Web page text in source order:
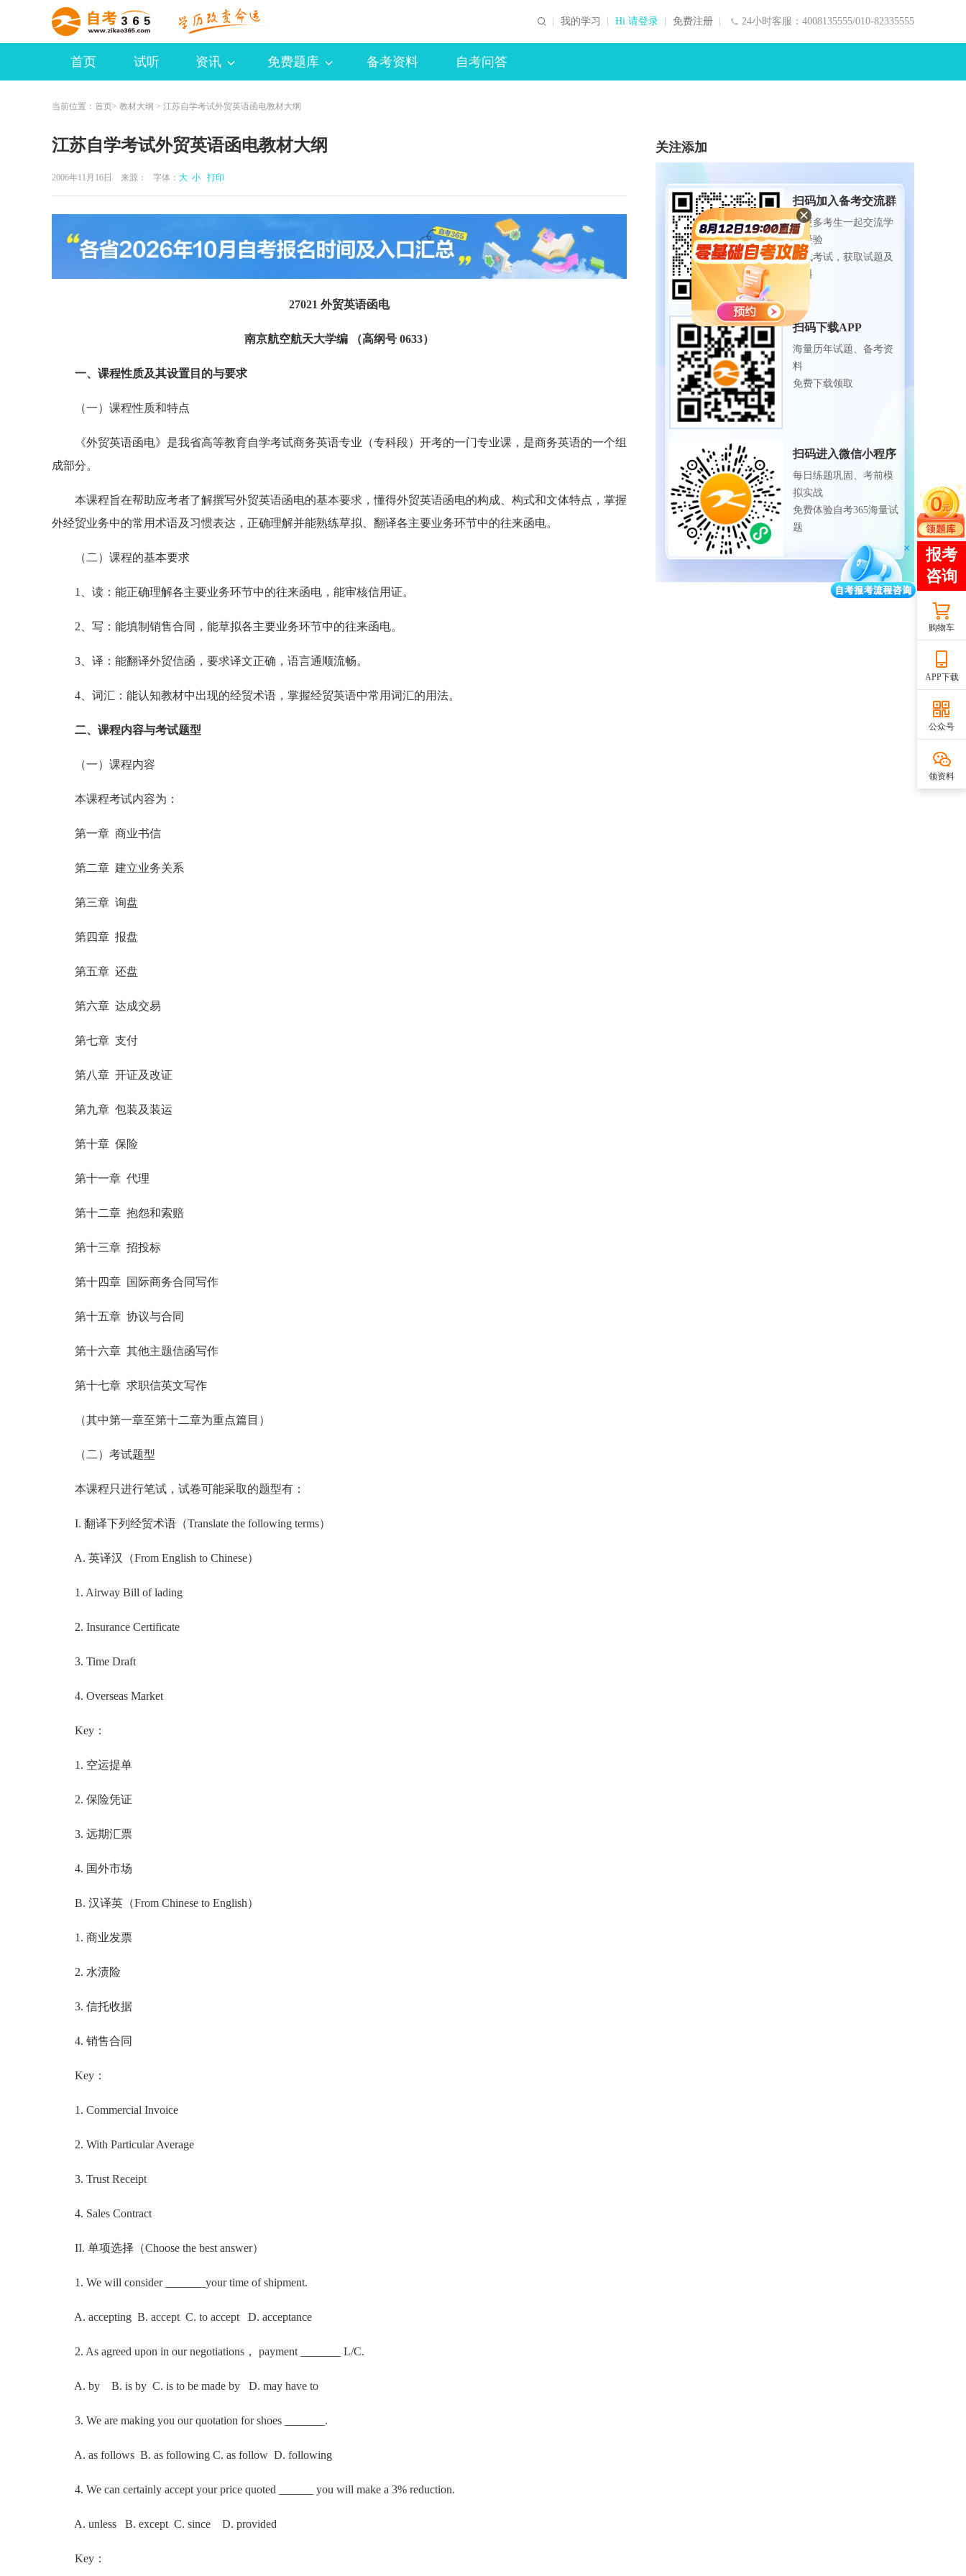
24小时客服：4008135555/010-82335555
我的学习 Hi 请登录 免费注册
首页 试听 资讯 免费题库 备考资料 自考问答
当前位置： 首页> 教材大纲 > 江苏自学考试外贸英语函电教材大纲
江苏自学考试外贸英语函电教材大纲
2006年11月16日 来源： 字体： 大 小 打印
27021 外贸英语函电
南京航空航天大学编 （高纲号 0633）
一、课程性质及其设置目的与要求
（一）课程性质和特点
《外贸英语函电》是我省高等教育自学考试商务英语专业（专科段）开考的一门专业课，是商务英语的一个组
成部分。
本课程旨在帮助应考者了解撰写外贸英语函电的基本要求，懂得外贸英语函电的构成、构式和文体特点，掌握
外经贸业务中的常用术语及习惯表达，正确理解并能熟练草拟、翻译各主要业务环节中的往来函电。
（二）课程的基本要求
1、读：能正确理解各主要业务环节中的往来函电，能审核信用证。
2、写：能填制销售合同，能草拟各主要业务环节中的往来函电。
3、译：能翻译外贸信函，要求译文正确，语言通顺流畅。
4、词汇：能认知教材中出现的经贸术语，掌握经贸英语中常用词汇的用法。
二、课程内容与考试题型
（一）课程内容
本课程考试内容为：
第一章 商业书信
第二章 建立业务关系
第三章 询盘
第四章 报盘
第五章 还盘
第六章 达成交易
第七章 支付
第八章 开证及改证
第九章 包装及装运
第十章 保险
第十一章 代理
第十二章 抱怨和索赔
第十三章 招投标
第十四章 国际商务合同写作
第十五章 协议与合同
第十六章 其他主题信函写作
第十七章 求职信英文写作
（其中第一章至第十二章为重点篇目）
（二）考试题型
本课程只进行笔试，试卷可能采取的题型有：
I. 翻译下列经贸术语（Translate the following terms）
A. 英译汉（From English to Chinese）
1. Airway Bill of lading
2. Insurance Certificate
3. Time Draft
4. Overseas Market
Key：
1. 空运提单
2. 保险凭证
3. 远期汇票
4. 国外市场
B. 汉译英（From Chinese to English）
1. 商业发票
2. 水渍险
3. 信托收据
4. 销售合同
Key：
1. Commercial Invoice
2. With Particular Average
3. Trust Receipt
4. Sales Contract
II. 单项选择（Choose the best answer）
1. We will consider _______your time of shipment.
A. accepting B. accept C. to accept D. acceptance
2. As agreed upon in our negotiations， payment _______ L/C.
A. by B. is by C. is to be made by D. may have to
3. We are making you our quotation for shoes _______.
A. as follows B. as following C. as follow D. following
4. We can certainly accept your price quoted ______ you will make a 3% reduction.
A. unless B. except C. since D. provided
Key：
关注添加
扫码加入备考交流群
与更多考生一起交流学
习经验
备战考试，获取试题及
资料
扫码下载APP
海量历年试题、备考资
料
免费下载领取
扫码进入微信小程序
每日练题巩固、考前模
拟实战
免费体验自考365海量试
题
购物车
APP下载
公众号
领资料